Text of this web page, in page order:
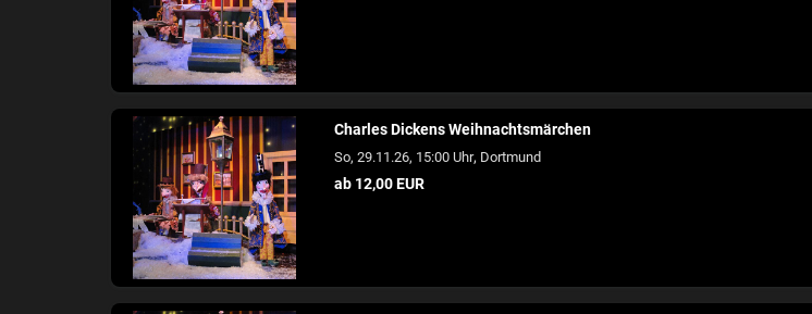
Charles Dickens Weihnachtsmärchen
So, 29.11.26, 15:00 Uhr, Dortmund
ab 12,00 EUR